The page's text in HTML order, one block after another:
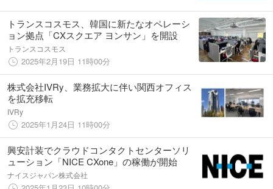
トランスコスモス、韓国に新たなオペレーシ
ョン拠点「CXスクエア ヨンサン」を開設
トランスコスモス
2025年2月19日 11時00分
株式会社IVRy、業務拡大に伴い関西オフィス
を拡充移転
IVRy
2025年1月24日 11時00分
興安計装でクラウドコンタクトセンターソリ
ューション「NICE CXone」の稼働が開始
ナイスジャパン株式会社